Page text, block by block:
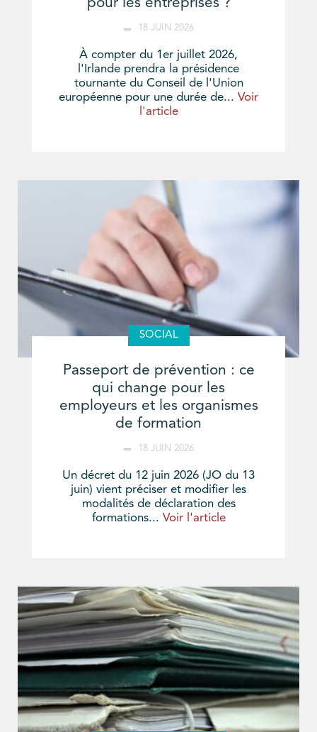
pour les entreprises ?
18 JUIN 2026
À compter du 1er juillet 2026,
l'Irlande prendra la présidence
tournante du Conseil de l'Union
européenne pour une durée de... Voir
l'article
SOCIAL
Passeport de prévention : ce
qui change pour les
employeurs et les organismes
de formation
18 JUIN 2026
Un décret du 12 juin 2026 (JO du 13
juin) vient préciser et modifier les
modalités de déclaration des
formations... Voir l'article